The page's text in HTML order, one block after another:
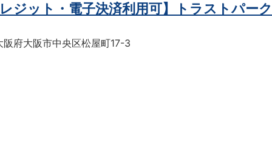
レジット・電子決済利用可】トラストパー
阪府大阪市中央区松屋町17-3